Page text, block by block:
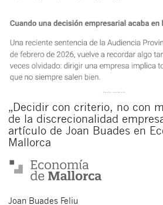
„Decidir con criterio, no con
de la discrecionalidad
artículo de Joan Buades en
Mallorca
Joan Buades Feliu